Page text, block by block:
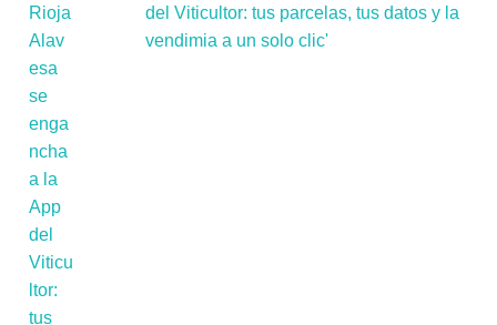
del Viticultor: tus parcelas, tus datos y la
vendimia a un solo clic'